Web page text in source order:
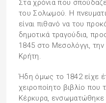
Στα χρόνια που
του Σολωμού. Η
είναι πιθανό να του
δημοτικά τραγούδια,
1845 στο Μεσολόγγι,
Κρήτη.
Ήδη όμως το 1842 είχε
χειροποίητο βιβλίο που
Κέρκυρα, ενσωματώθηκε